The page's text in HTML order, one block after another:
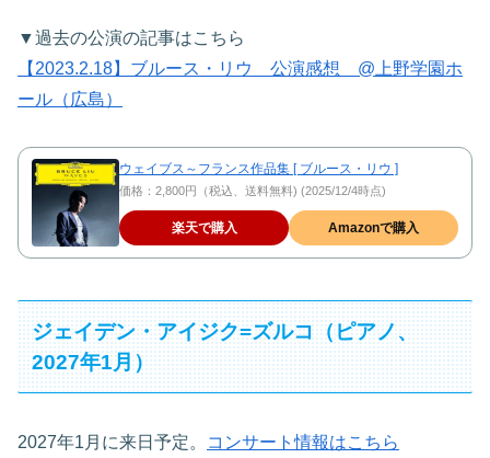
▼過去の公演の記事はこちら
【2023.2.18】ブルース・リウ 公演感想 @上野学園ホ
ール（広島）
ウェイブス～フランス作品集 [ ブルース・リウ ]
価格：2,800円（税込、送料無料) (2025/12/4時点)
楽天で購入 Amazonで購入
ジェイデン・アイジク=ズルコ（ピアノ、
2027年1月）
2027年1月に来日予定。 コンサート情報はこちら